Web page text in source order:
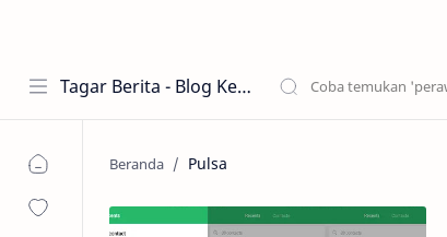
Tagar Berita - Blog Kecantikan dan Perawatan
Pulsa